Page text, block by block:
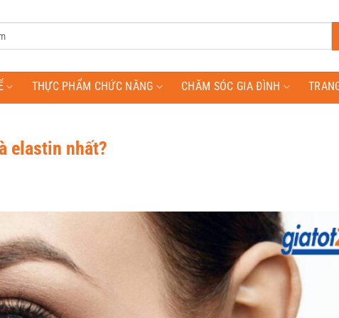
THỰC PHẨM CHỨC NĂNG CHĂM SÓC GIA ĐÌNH
elastin nhất?